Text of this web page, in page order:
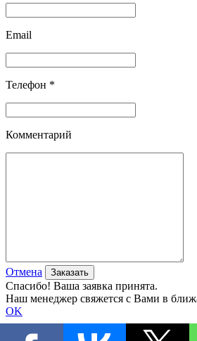
Email
Телефон *
Комментарий
Отмена
Спасибо! Ваша заявка принята.
Наш менеджер свяжется с Вами в
OK